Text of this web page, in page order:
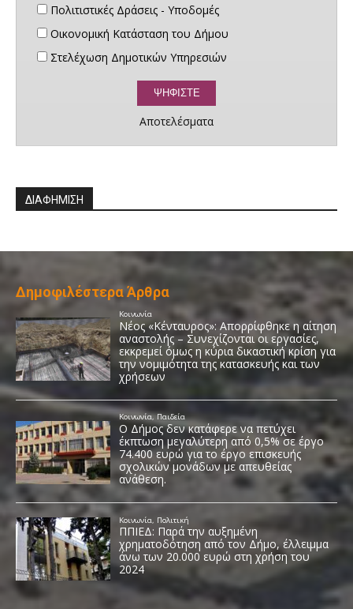
Πολιτιστικές Δράσεις - Υποδομές
Οικονομική Κατάσταση του Δήμου
Στελέχωση Δημοτικών Υπηρεσιών
Αποτελέσματα
ΔΙΑΦΗΜΙΣΗ
Δημοφιλέστερα Άρθρα